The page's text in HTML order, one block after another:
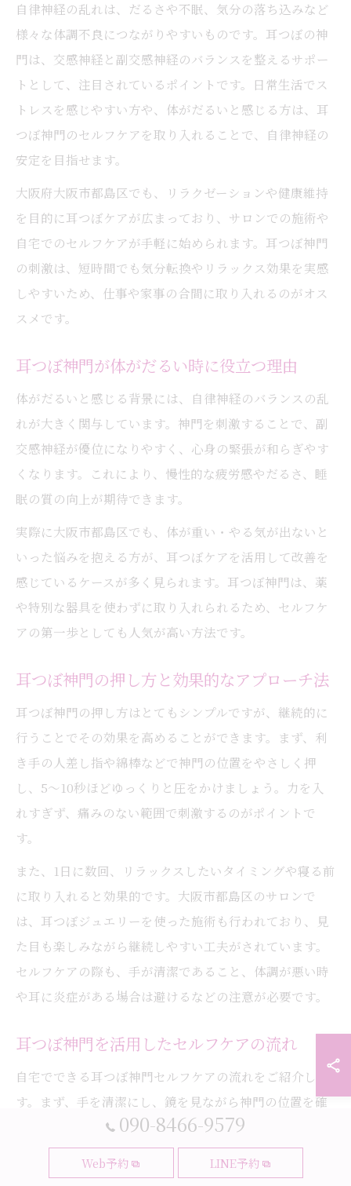
自律神経の乱れは、だるさや不眠、気分の落ち込みなど
様々な体調不良につながりやすいものです。耳つぼの神
門は、交感神経と副交感神経のバランスを整えるサポー
トとして、注目されているポイントです。日常生活でス
トレスを感じやすい方や、体がだるいと感じる方は、耳
つぼ神門のセルフケアを取り入れることで、自律神経の
安定を目指せます。
大阪府大阪市都島区でも、リラクゼーションや健康維持
を目的に耳つぼケアが広まっており、サロンでの施術や
自宅でのセルフケアが手軽に始められます。耳つぼ神門
の刺激は、短時間でも気分転換やリラックス効果を実感
しやすいため、仕事や家事の合間に取り入れるのがオス
スメです。
耳つぼ神門が体がだるい時に役立つ理由
体がだるいと感じる背景には、自律神経のバランスの乱
れが大きく関与しています。神門を刺激することで、副
交感神経が優位になりやすく、心身の緊張が和らぎやす
くなります。これにより、慢性的な疲労感やだるさ、睡
眠の質の向上が期待できます。
実際に大阪市都島区でも、体が重い・やる気が出ないと
いった悩みを抱える方が、耳つぼケアを活用して改善を
感じているケースが多く見られます。耳つぼ神門は、薬
や特別な器具を使わずに取り入れられるため、セルフケ
アの第一歩としても人気が高い方法です。
耳つぼ神門の押し方と効果的なアプローチ法
耳つぼ神門の押し方はとてもシンプルですが、継続的に
行うことでその効果を高めることができます。まず、利
き手の人差し指や綿棒などで神門の位置をやさしく押
し、5〜10秒ほどゆっくりと圧をかけましょう。力を入
れすぎず、痛みのない範囲で刺激するのがポイントで
す。
また、1日に数回、リラックスしたいタイミングや寝る前
に取り入れると効果的です。大阪市都島区のサロンで
は、耳つぼジュエリーを使った施術も行われており、見
た目も楽しみながら継続しやすい工夫がされています。
セルフケアの際も、手が清潔であること、体調が悪い時
や耳に炎症がある場合は避けるなどの注意が必要です。
耳つぼ神門を活用したセルフケアの流れ
自宅でできる耳つぼ神門セルフケアの流れをご紹介しま
す。まず、手を清潔にし、鏡を見ながら神門の位置を確
認します。次に、やさしく指で押したり、専用の耳つぼ
シールやジュエリーを貼って刺激しましょう。1回の刺激
は数秒〜10秒、1日2〜3回程度が目安です。
090-8466-9579
Web予約 LINE予約